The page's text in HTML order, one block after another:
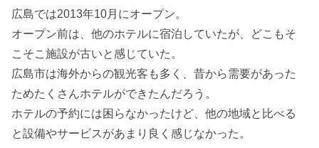
広島では2013年10月にオープン。
オープン前は、他のホテルに宿泊していたが、どこもそ
こそこ施設が古いと感じていた。
広島市は海外からの観光客も多く、昔から需要があった
ためたくさんホテルができたんだろう。
ホテルの予約には困らなかったけど、他の地域と比べる
と設備やサービスがあまり良く感じなかった。